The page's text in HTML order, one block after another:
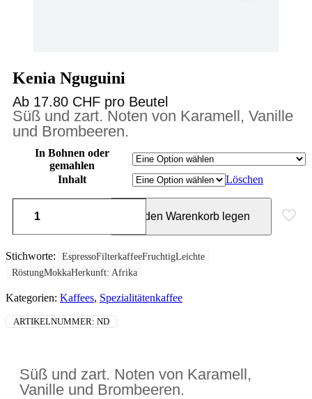
Kenia Nguguini
Ab 17.80 CHF pro Beutel
Süß und zart. Noten von Karamell, Vanille
und Brombeeren.
In Bohnen oder
gemahlen
Inhalt
Löschen
In den Warenkorb legen
Stichworte:
EspressoFilterkaffeeFruchtigLeichte
RöstungMokkaHerkunft: Afrika
Kategorien: Kaffees, Spezialitätenkaffee
ARTIKELNUMMER: ND
Süß und zart. Noten von Karamell,
Vanille und Brombeeren.